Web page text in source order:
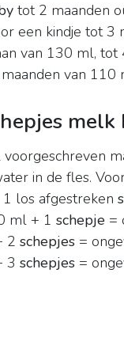
tot 2 maanden
een kindje tot 3
van 130 ml, tot
van 110
melk
in de fles.
los afgestreken
ml + 1 schepje =
2 schepjes =
3 schepjes =